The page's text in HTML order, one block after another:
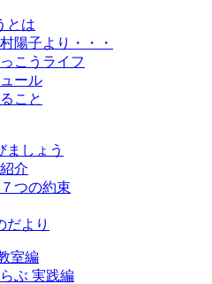
とは
陽子より・・・
こうライフ
ール
こと
ましょう
介
つの約束
だより
室編
ぶ 実践編